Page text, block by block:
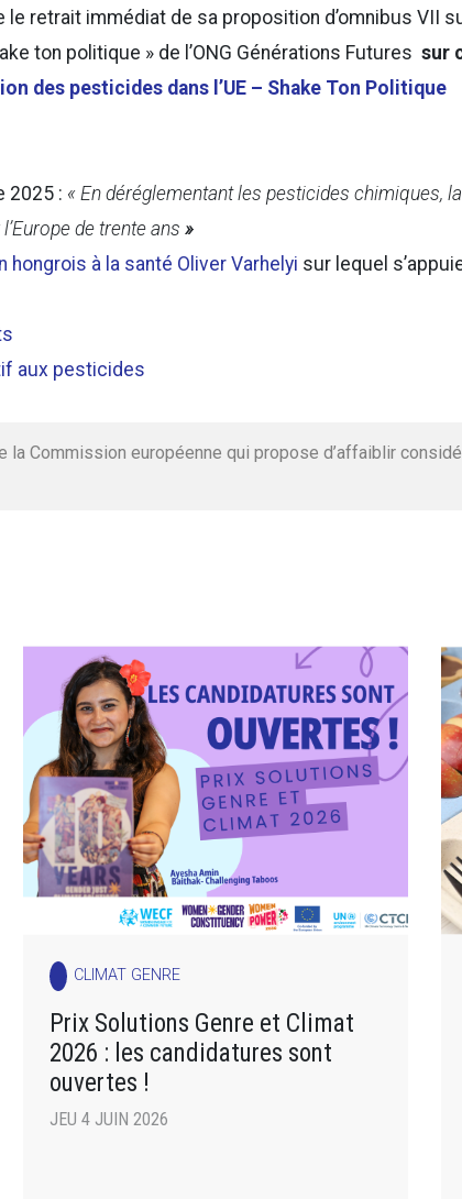
le retrait immédiat de sa proposition d’omnibus VII
ton politique » de l’ONG Générations Futures sur
des pesticides dans l’UE – Shake Ton Politique
2025 : « En déréglementant les pesticides chimiques, la
de trente ans »
à la santé Oliver Varhelyi sur lequel
aux pesticides
la Commission européenne qui propose d’affaiblir
CLIMAT GENRE
Prix Solutions Genre et Climat
2026 : les candidatures sont
ouvertes !
JEU 4 JUIN 2026